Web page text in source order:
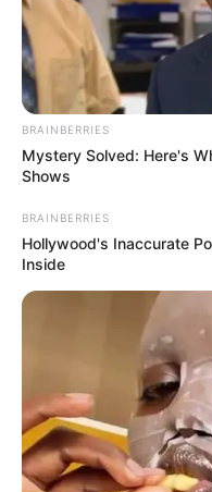
BRAINBERRIES
Mystery Solved: Here's
Shows
BRAINBERRIES
Hollywood's Inaccurate
Inside